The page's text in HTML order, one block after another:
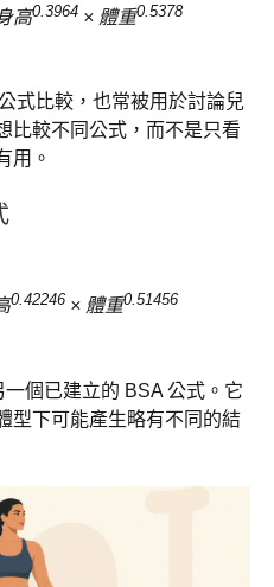
高0.3964 × 體重0.5378
式比較，也常被用於討論兒
比較不同公式，而不是只看
用。
0.42246 × 體重0.51456
一個已建立的 BSA 公式。它
型下可能產生略有不同的結